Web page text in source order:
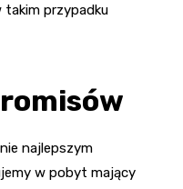
takim przypadku
najlepszym
w pobyt mający